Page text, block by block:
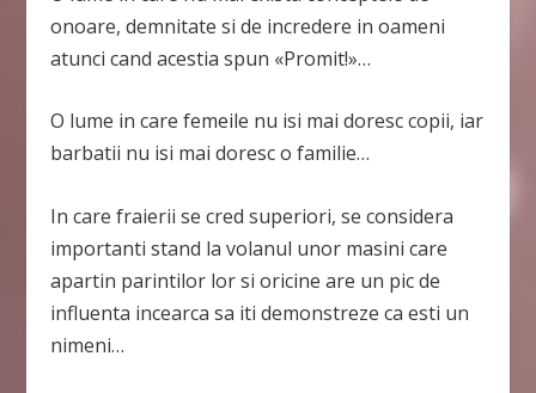
onoare, demnitate si de incredere in oameni
atunci cand acestia spun «Promit!»…
O lume in care femeile nu isi mai doresc copii, iar
barbatii nu isi mai doresc o familie…
In care fraierii se cred superiori, se considera
importanti stand la volanul unor masini care
apartin parintilor lor si oricine are un pic de
influenta incearca sa iti demonstreze ca esti un
nimeni…